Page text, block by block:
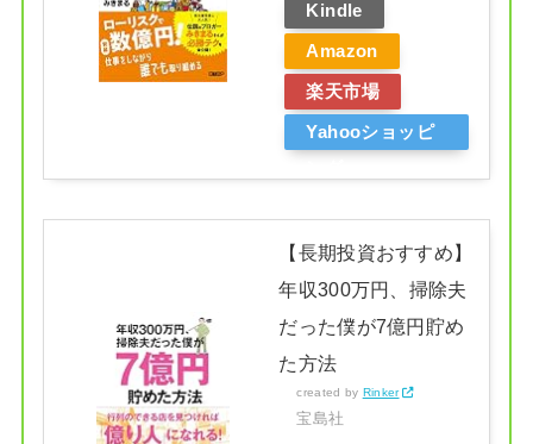
Kindle
Amazon
楽天市場
Yahooショッピ
【長期投資おすすめ】
年収300万円、掃除夫
だった僕が7億円貯め
た方法
created by Rinker
宝島社